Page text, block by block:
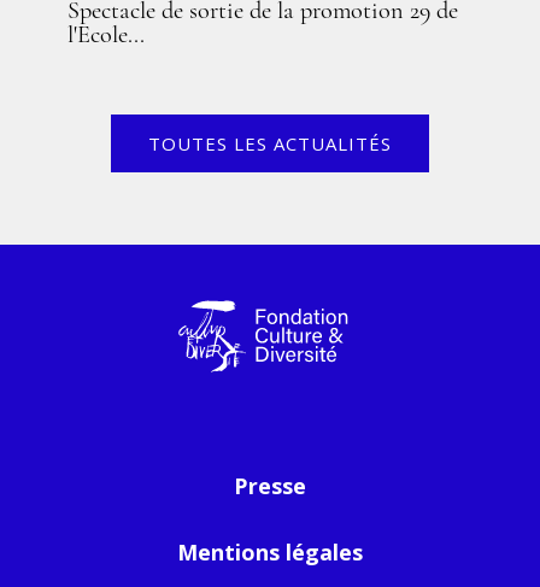
Spectacle de sortie de la promotion 29 de
l'Ecole...
TOUTES LES ACTUALITÉS
Presse
Mentions légales